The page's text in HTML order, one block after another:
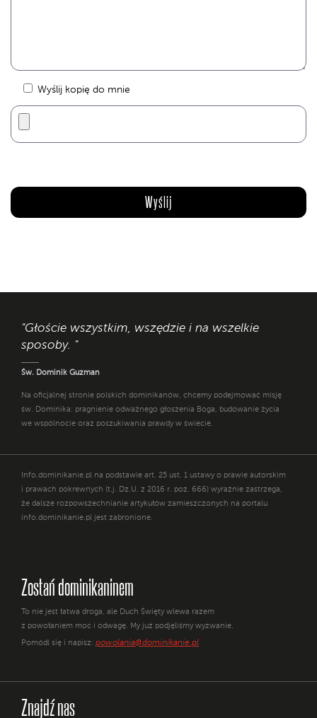
Wyślij kopię do mnie
"Głoście wszystkim, wszędzie i na wszelkie
sposoby. "
Św. Dominik Guzman
Na oficjalnej stronie polskich dominikanów, chcemy podejmować misję
św. Dominika: pragnienie odważnego głoszenia Boga, budowanie życia
we wspólnocie oraz poszukiwania prawdy w świecie.
Info.dominikanie.pl na podstawie art. 25 ust. 1 ustawy o prawie autorskim
i prawach pokrewnych (t.j. Dz.U. z 2016 r. poz. 666) wyraźnie zastrzega,
że dalsze rozpowszechnianie artykułów zamieszczonych na portalu
info.dominikanie.pl jest zabronione.
Zostań dominikaninem
To nie jest łatwa droga, ale Duch Święty wlewa razem
z powołaniem moc i odwagę. My już podjęliśmy wyzwanie.
Pomódl się i napisz: powolania@dominikanie.pl
Znajdź nas